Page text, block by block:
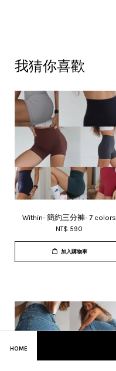
HOME
我猜你喜歡
Within- 簡約三分褲- 7 colors
NT$ 590
加入購物車